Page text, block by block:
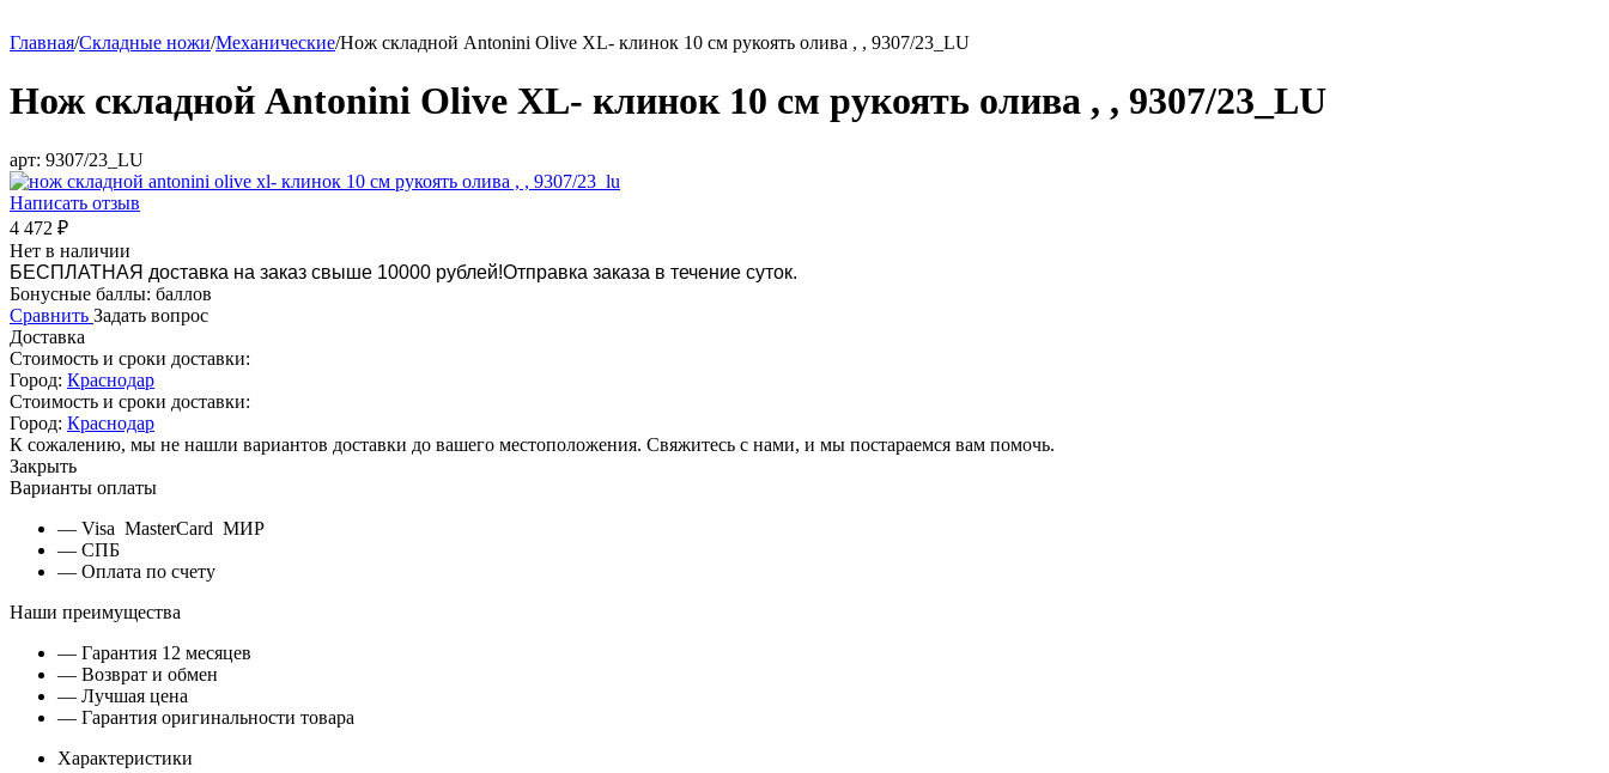
Главная/Складные ножи/Механические/Нож складной Antonini Olive XL- клинок 10 см рукоять олива , , 9307/23_LU
Нож складной Antonini Olive XL- клинок 10 см рукоять олива , , 9307/23_LU
арт: 9307/23_LU
Написать отзыв
4 472 ₽
Нет в наличии
БЕСПЛАТНАЯ доставка на заказ свыше 10000 рублей!Отправка заказа в течение суток.
Бонусные баллы: баллов
Сравнить Задать вопрос
Доставка
Стоимость и сроки доставки:
Город: Краснодар
Стоимость и сроки доставки:
Город: Краснодар
К сожалению, мы не нашли вариантов доставки до вашего местоположения. Свяжитесь с нами, и мы постараемся вам помочь.
Закрыть
Варианты оплаты
— Visa MasterCard МИР
— СПБ
— Оплата по счету
Наши преимущества
— Гарантия 12 месяцев
— Возврат и обмен
— Лучшая цена
— Гарантия оригинальности товара
Характеристики